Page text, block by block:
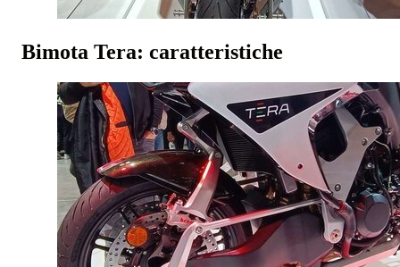
Bimota Tera: caratteristiche